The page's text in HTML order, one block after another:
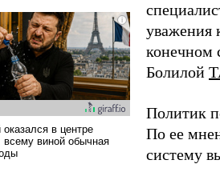
уважения
конечном
Болилой
Политик
По ее
систему